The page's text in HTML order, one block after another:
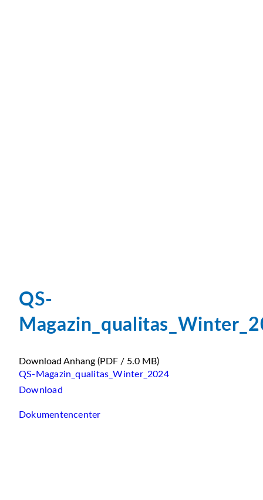
QS-
Download Anhang (PDF / 5.0 MB)
QS-Magazin_qualitas_Winter_2024
Download
Dokumentencenter